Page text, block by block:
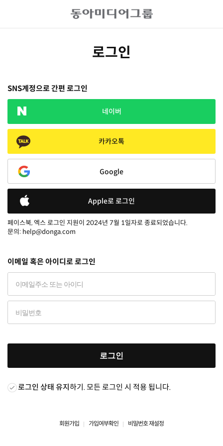
로그인
SNS계정으로 간편 로그인
네이버
카카오톡
Google
Apple로 로그인
페이스북, 엑스 로그인 지원이 2024년 7월 1일자로 종료되었습니다.
문의: help@donga.com
이메일 혹은 아이디로 로그인
로그인
로그인 상태 유지하기. 모든 로그인 시 적용 됩니다.
회원가입 가입여부확인 비밀번호 재설정